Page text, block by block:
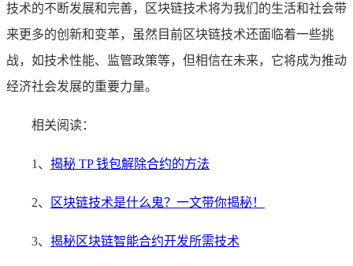
技术的不断发展和完善，区块链技术将为我们的生活和社会带
来更多的创新和变革，虽然目前区块链技术还面临着一些挑
战，如技术性能、监管政策等，但相信在未来，它将成为推动
经济社会发展的重要力量。
相关阅读：
1、 揭秘 TP 钱包解除合约的方法
2、 区块链技术是什么鬼？一文带你揭秘！
3、 揭秘区块链智能合约开发所需技术